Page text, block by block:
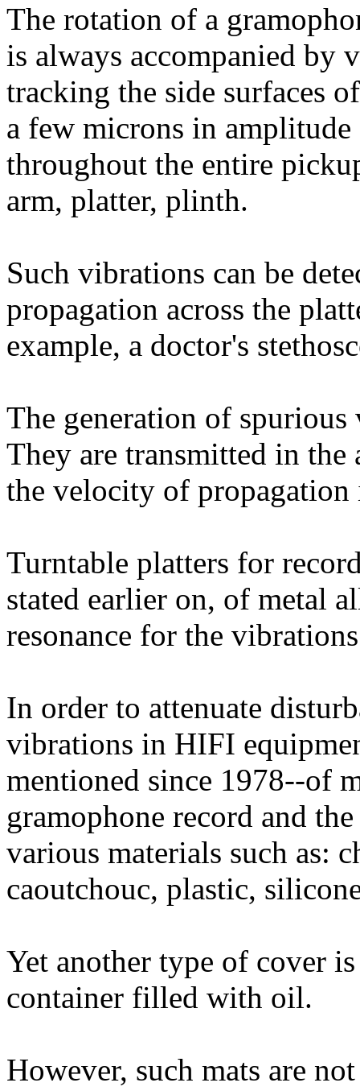
The rotation of a
is always accompanied by
tracking the side surfaces
a few microns in
throughout the entire
arm, platter, plinth.
Such vibrations can be
propagation across the
example, a doctor's
The generation of
They are transmitted in
the velocity of propagation
Turntable platters for
stated earlier on, of metal
resonance for the
In order to attenuate
vibrations in HIFI
mentioned since 1978--of
gramophone record and
various materials such as:
caoutchouc, plastic,
Yet another type of cover
container filled with oil.
However, such mats are